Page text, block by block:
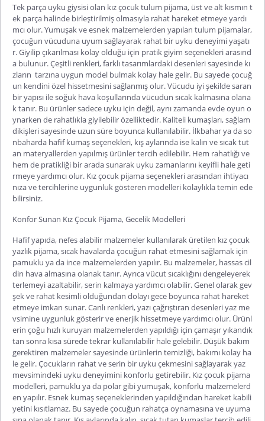
Tek parça uyku giysisi olan kız çocuk tulum pijama, üst ve alt kısmın t
ek parça halinde birleştirilmiş olmasıyla rahat hareket etmeye yardı
mcı olur. Yumuşak ve esnek malzemelerden yapılan tulum pijamalar,
çocuğun vücuduna uyum sağlayarak rahat bir uyku deneyimi yaşatı
r. Giyilip çıkarılması kolay olduğu için pratik giyim seçenekleri arasınd
a bulunur. Çeşitli renkleri, farklı tasarımlardaki desenleri sayesinde kı
zların tarzına uygun model bulmak kolay hale gelir. Bu sayede çocuğ
un kendini özel hissetmesini sağlanmış olur. Vücudu iyi şekilde saran
bir yapısı ile soğuk hava koşullarında vücudun sıcak kalmasına olana
k tanır. Bu ürünler sadece uyku için değil, aynı zamanda evde oyun o
ynarken de rahatlıkla giyilebilir özelliktedir. Kaliteli kumaşları, sağlam
dikişleri sayesinde uzun süre boyunca kullanılabilir. İlkbahar ya da so
nbaharda hafif kumaş seçenekleri, kış aylarında ise kalın ve sıcak tut
an materyallerden yapılmış ürünler tercih edilebilir. Hem rahatlığı ve
hem de pratikliği bir arada sunarak uyku zamanlarını keyifli hale geti
rmeye yardımcı olur. Kız çocuk pijamaseçenekleri arasından ihtiyacı
nıza ve tercihlerine uygunluk gösteren modelleri kolaylıkla temin ede
bilirsiniz.
Konfor Sunan Kız Çocuk Pijama, Gecelik Modelleri
Hafif yapıda, nefes alabilir malzemeler kullanılarak üretilen kız çocuk
yazlık pijama, sıcak havalarda çocuğun rahat etmesini sağlamak için
pamuklu ya da ince malzemelerden yapılır. Bu malzemeler, hassas cil
din hava almasına olanak tanır. Ayrıca vücut sıcaklığını dengeleyerek
terlemeyi azaltabilir, serin kalmaya yardımcı olabilir. Genel olarak gev
şek ve rahat kesimli olduğundan dolayı gece boyunca rahat hareket
etmeye imkan sunar. Canlı renkleri, yazı çağrıştıran desenleri yaz me
vsimine uygunluk gösterir ve enerjik hissetmeye yardımcı olur. Ürünl
erin çoğu hızlı kuruyan malzemelerden yapıldığı için çamaşır yıkandık
tan sonra kısa sürede tekrar kullanılabilir hale gelebilir. Düşük bakım
gerektiren malzemeler sayesinde ürünlerin temizliği, bakımı kolay ha
le gelir. Çocukların rahat ve serin bir uyku çekmesini sağlayarak yaz
mevsimindeki uyku deneyimini konforlu getirebilir. Kız çocuk pijama
modelleri, pamuklu ya da polar gibi yumuşak, konforlu malzemelerd
en yapılır. Esnek kumaş seçeneklerinden yapıldığından hareket kabili
yetini kısıtlamaz. Bu sayede çocuğun rahatça oynamasına ve uyuma